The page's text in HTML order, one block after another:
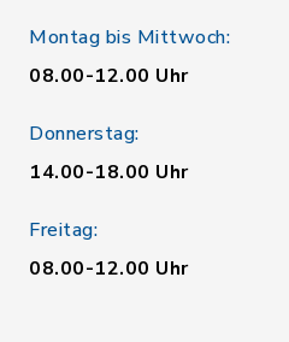
Montag bis Mittwoch:
08.00-12.00 Uhr
Donnerstag:
14.00-18.00 Uhr
Freitag:
08.00-12.00 Uhr